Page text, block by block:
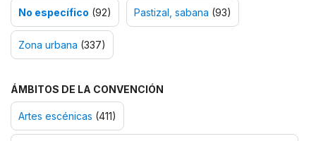
No específico (92) Pastizal, sabana (93)
Zona urbana (337)
ÁMBITOS DE LA CONVENCIÓN
Artes escénicas (411)